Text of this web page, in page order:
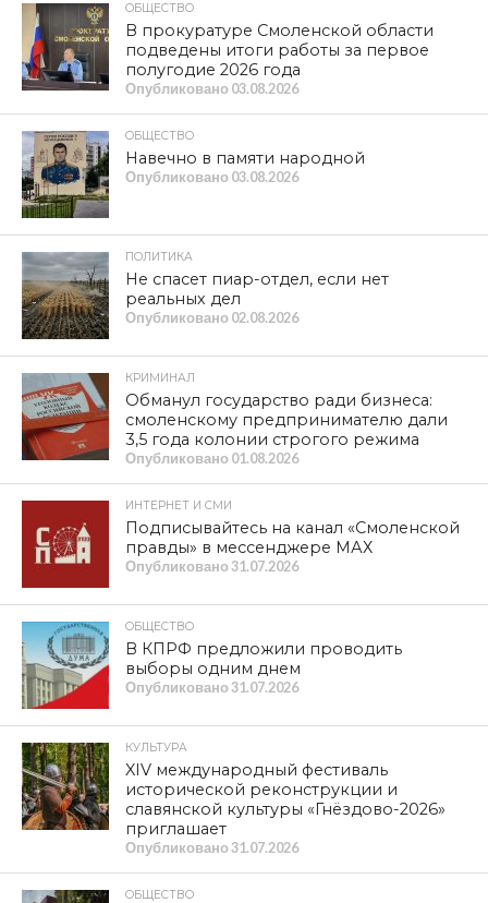
ОБЩЕСТВО
В прокуратуре Смоленской области
подведены итоги работы за первое
полугодие 2026 года
Опубликовано 03.08.2026
ОБЩЕСТВО
Навечно в памяти народной
Опубликовано 03.08.2026
ПОЛИТИКА
Не спасет пиар-отдел, если нет
реальных дел
Опубликовано 02.08.2026
КРИМИНАЛ
Обманул государство ради бизнеса:
смоленскому предпринимателю дали
3,5 года колонии строгого режима
Опубликовано 01.08.2026
ИНТЕРНЕТ И СМИ
Подписывайтесь на канал «Смоленской
правды» в мессенджере МАХ
Опубликовано31.07.2026
ОБЩЕСТВО
В КПРФ предложили проводить
выборы одним днем
Опубликовано31.07.2026
КУЛЬТУРА
XIV международный фестиваль
исторической реконструкции и
славянской культуры «Гнёздово-2026»
приглашает
Опубликовано31.07.2026
ОБЩЕСТВО